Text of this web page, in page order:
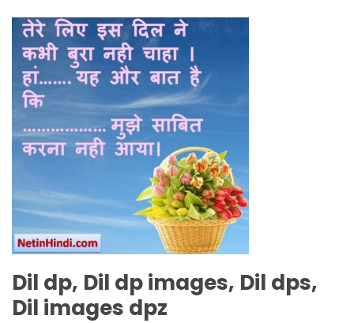
Dil dp, Dil dp images, Dil dps,
Dil images dpz